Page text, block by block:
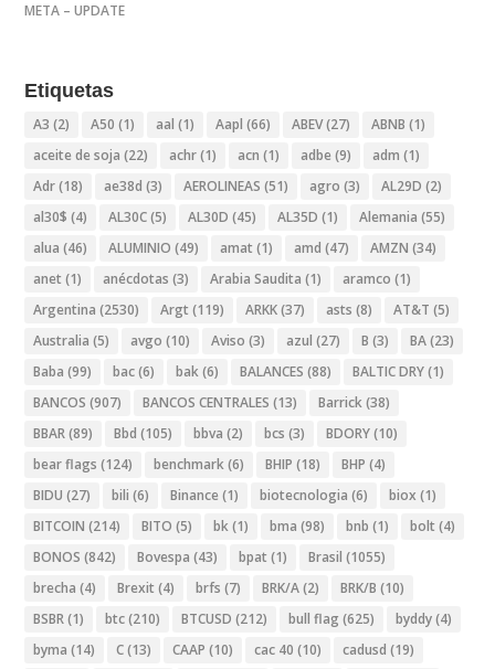
META – UPDATE
Etiquetas
A3 (2) A50 (1) aal (1) Aapl (66) ABEV(27) ABNB (1)
aceite de soja (22) achr(1) acn (1) adbe (9) adm (1)
Adr(18) ae38d (3) AEROLINEAS (51) agro (3) AL29D (2)
al30$ (4) AL30C(5) AL30D (45) AL35D (1) Alemania (55)
alua (46) ALUMINIO (49) amat (1) amd (47) AMZN (34)
anet (1) anécdotas (3) Arabia Saudita (1) aramco (1)
Argentina (2530) Argt (119) ARKK(37) asts (8) AT&T (5)
Australia (5) avgo (10) Aviso (3) azul (27) B (3) BA(23)
Baba (99) bac(6) bak(6) BALANCES (88) BALTIC DRY(1)
BANCOS (907) BANCOS CENTRALES (13) Barrick(38)
BBAR(89) Bbd (105) bbva (2) bcs (3) BDORY(10)
bear flags (124) benchmark(6) BHIP (18) BHP (4)
BIDU (27) bili (6) Binance (1) biotecnologia (6) biox (1)
BITCOIN (214) BITO (5) bk(1) bma (98) bnb (1) bolt (4)
BONOS (842) Bovespa (43) bpat (1) Brasil (1055)
brecha (4) Brexit (4) brfs (7) BRK/A(2) BRK/B (10)
BSBR(1) btc(210) BTCUSD (212) bull flag (625) byddy(4)
byma (14) C(13) CAAP (10) cac 40 (10) cadusd (19)